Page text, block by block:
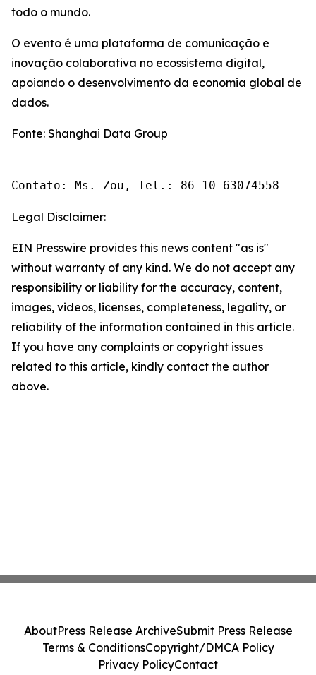
todo o mundo.
O evento é uma plataforma de comunicação e
inovação colaborativa no ecossistema digital,
apoiando o desenvolvimento da economia global de
dados.
Fonte: Shanghai Data Group
Contato: Ms. Zou, Tel.: 86-10-63074558
Legal Disclaimer:
EIN Presswire provides this news content "as is"
without warranty of any kind. We do not accept any
responsibility or liability for the accuracy, content,
images, videos, licenses, completeness, legality, or
reliability of the information contained in this article.
If you have any complaints or copyright issues
related to this article, kindly contact the author
above.
AboutPress Release ArchiveSubmit Press Release
Terms & ConditionsCopyright/DMCA Policy
Privacy PolicyContact